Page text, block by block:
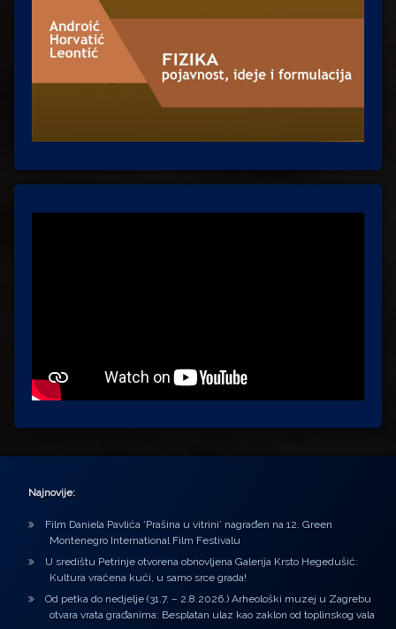
Najnovije:
Film Daniela Pavlića ‘Prašina u vitrini’ nagrađen na 12. Green
Montenegro International Film Festivalu
U središtu Petrinje otvorena obnovljena Galerija Krsto Hegedušić:
Kultura vraćena kući, u samo srce grada!
Od petka do nedjelje (31.7. – 2.8.2026.) Arheološki muzej u Zagrebu
otvara vrata građanima: Besplatan ulaz kao zaklon od toplinskog vala